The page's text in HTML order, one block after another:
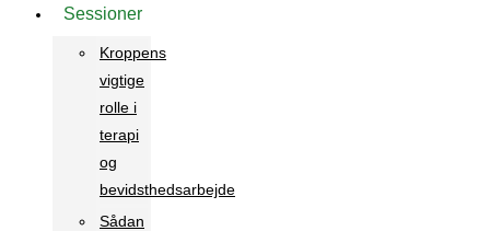
Sessioner
Kroppens
vigtige
rolle i
terapi
og
bevidsthedsarbejde
Sådan